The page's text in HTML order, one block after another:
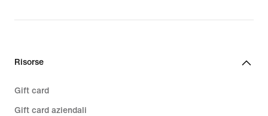
price
Risorse
Gift card
Gift card aziendali